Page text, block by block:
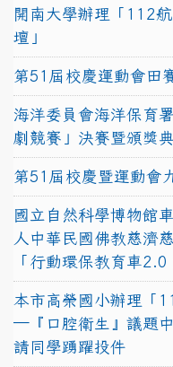
開南大學辦理「112
壇」
第51屆校慶運動會田
海洋委員會海洋保育
劇競賽」決賽暨頒獎
第51屆校慶暨運動會
國立自然科學博物館
人中華民國佛教慈濟
「行動環保教育車
本市高榮國小辦理「
─『口腔衛生』議題
請同學踴躍投件